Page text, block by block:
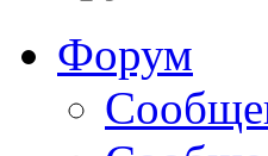
Форум